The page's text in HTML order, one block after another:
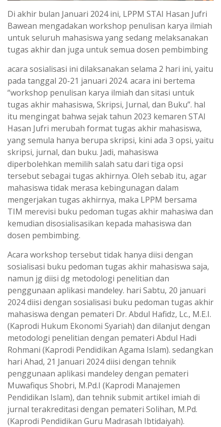
Di akhir bulan Januari 2024 ini, LPPM STAI Hasan Jufri
Bawean mengadakan workshop penulisan karya ilmiah
untuk seluruh mahasiswa yang sedang melaksanakan
tugas akhir dan juga untuk semua dosen pembimbing
acara sosialisasi ini dilaksanakan selama 2 hari ini, yaitu
pada tanggal 20-21 januari 2024. acara ini bertema
“workshop penulisan karya ilmiah dan sitasi untuk
tugas akhir mahasiswa, Skripsi, Jurnal, dan Buku”. hal
itu mengingat bahwa sejak tahun 2023 kemaren STAI
Hasan Jufri merubah format tugas akhir mahasiswa,
yang semula hanya berupa skripsi, kini ada 3 opsi, yaitu
skripsi, jurnal, dan buku. Jadi, mahasiswa
diperbolehkan memilih salah satu dari tiga opsi
tersebut sebagai tugas akhirnya. Oleh sebab itu, agar
mahasiswa tidak merasa kebingunagan dalam
mengerjakan tugas akhirnya, maka LPPM bersama
TIM merevisi buku pedoman tugas akhir mahasiwa dan
kemudian disosialisasikan kepada mahasiswa dan
dosen pembimbing.
Acara workshop tersebut tidak hanya diisi dengan
sosialisasi buku pedoman tugas akhir mahasiswa saja,
namun jg diisi dg metodologi penelitian dan
penggunaan aplikasi mandeley. hari Sabtu, 20 januari
2024 diisi dengan sosialisasi buku pedoman tugas akhir
mahasiswa dengan pemateri Dr. Abdul Hafidz, Lc., M.E.I.
(Kaprodi Hukum Ekonomi Syariah) dan dilanjut dengan
metodologi penelitian dengan pemateri Abdul Hadi
Rohmani (Kaprodi Pendidikan Agama Islam). sedangkan
hari Ahad, 21 Januari 2024 diisi dengan tehnik
penggunaan aplikasi mandeley dengan pemateri
Muwafiqus Shobri, M.Pd.I (Kaprodi Manajemen
Pendidikan Islam), dan tehnik submit artikel imiah di
jurnal terakreditasi dengan pemateri Solihan, M.Pd.
(Kaprodi Pendidikan Guru Madrasah Ibtidaiyah).